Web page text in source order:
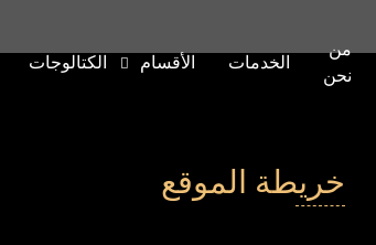
من
نحن
الخدمات الأقسام الكتالوجات
خريطة الموقع